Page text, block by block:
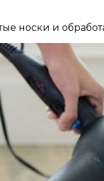
носки и